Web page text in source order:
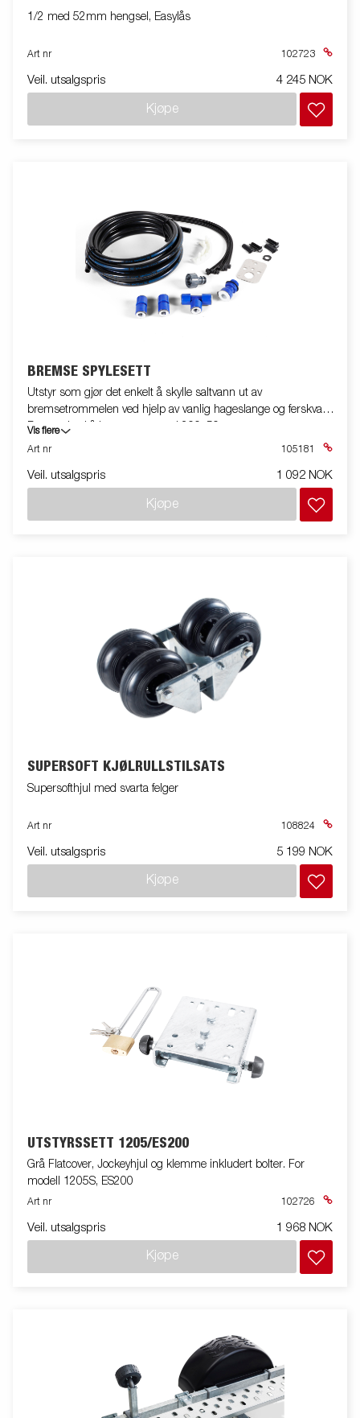
1/2 med 52mm hengsel, Easylås
Art nr 102723
Veil. utsalgspris 4 245 NOK
Kjøpe
BREMSE SPYLESETT
Utstyr som gjør det enkelt å skylle saltvann ut av
bremsetrommelen ved hjelp av vanlig hageslange og ferskvann.
For en aksel å bremsetrommel 200x50.
Vis flere
Art nr
105181
Veil. utsalgspris 1 092 NOK
Kjøpe
SUPERSOFT KJØLRULLSTILSATS
Supersofthjul med svarta felger
Art nr 108824
Veil. utsalgspris 5 199 NOK
Kjøpe
UTSTYRSSETT 1205/ES200
Grå Flatcover, Jockeyhjul og klemme inkludert bolter. For
modell 1205S, ES200
Art nr 102726
Veil. utsalgspris 1 968 NOK
Kjøpe